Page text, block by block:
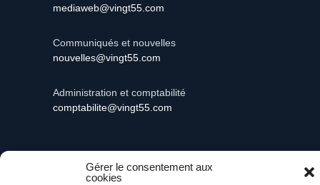
Gérer le consentement aux
cookies
mediaweb@vingt55.com
Communiqués et nouvelles
nouvelles@vingt55.com
Administration et comptabilité
comptabilite@vingt55.com
Vingt55©Propulsé par Versom VR